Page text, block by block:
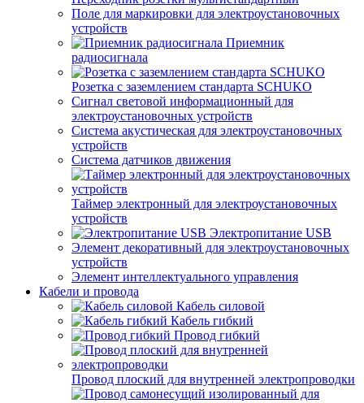
Поле для маркировки для электроустановочных
устройств
Приемник
радиосигнала
Розетка с заземлением стандарта SCHUKO
Сигнал световой информационный для
электроустановочных устройств
Система акустическая для электроустановочных
устройств
Система датчиков движения
Таймер электронный для электроустановочных
устройств
Электропитание USB
Элемент декоративный для электроустановочных
устройств
Элемент интеллектуального управления
Кабели и провода
Кабель силовой
Кабель гибкий
Провод гибкий
Провод плоский для внутренней электропроводки